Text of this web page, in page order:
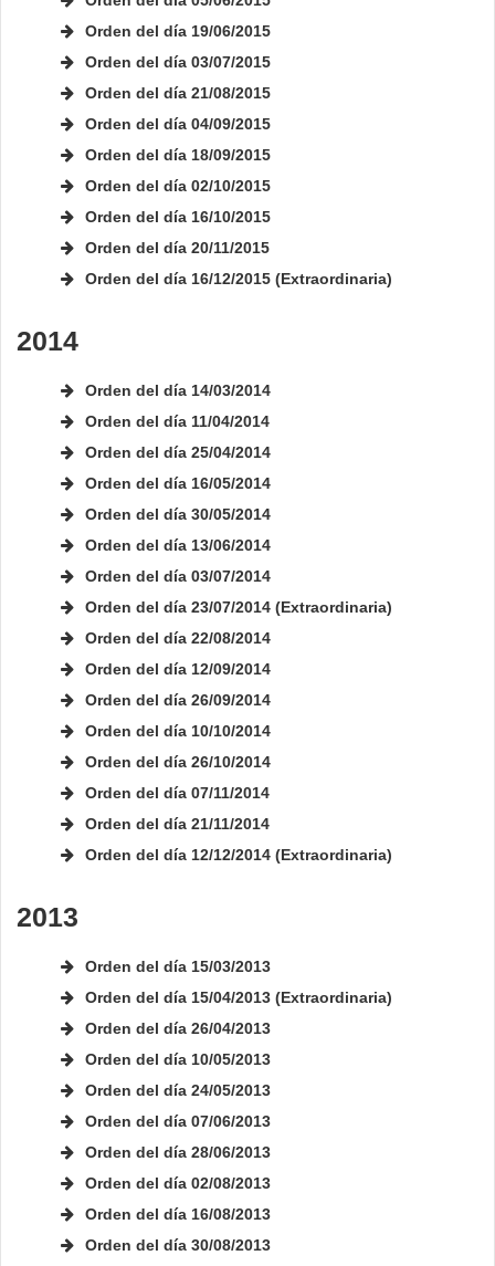
Orden del día 19/06/2015
Orden del día 03/07/2015
Orden del día 21/08/2015
Orden del día 04/09/2015
Orden del día 18/09/2015
Orden del día 02/10/2015
Orden del día 16/10/2015
Orden del día 20/11/2015
Orden del día 16/12/2015 (Extraordinaria)
2014
Orden del día 14/03/2014
Orden del día 11/04/2014
Orden del día 25/04/2014
Orden del día 16/05/2014
Orden del día 30/05/2014
Orden del día 13/06/2014
Orden del día 03/07/2014
Orden del día 23/07/2014 (Extraordinaria)
Orden del día 22/08/2014
Orden del día 12/09/2014
Orden del día 26/09/2014
Orden del día 10/10/2014
Orden del día 26/10/2014
Orden del día 07/11/2014
Orden del día 21/11/2014
Orden del día 12/12/2014 (Extraordinaria)
2013
Orden del día 15/03/2013
Orden del día 15/04/2013 (Extraordinaria)
Orden del día 26/04/2013
Orden del día 10/05/2013
Orden del día 24/05/2013
Orden del día 07/06/2013
Orden del día 28/06/2013
Orden del día 02/08/2013
Orden del día 16/08/2013
Orden del día 30/08/2013